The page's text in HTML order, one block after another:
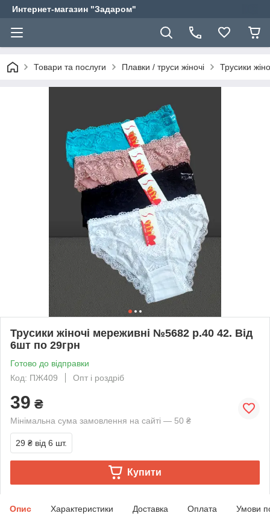
Интернет-магазин "Задаром"
Товари та послуги Плавки / труси жіночі Трусики
Трусики жіночі мереживні №5682 р.40 42. Від
6шт по 29грн
Готово до відправки
Код: ПЖ409
Опт і роздріб
39 ₴
Мінімальна сума замовлення на сайті — 50 ₴
29 ₴ від 6 шт.
Купити
Опис Характеристики Доставка Оплата Умови